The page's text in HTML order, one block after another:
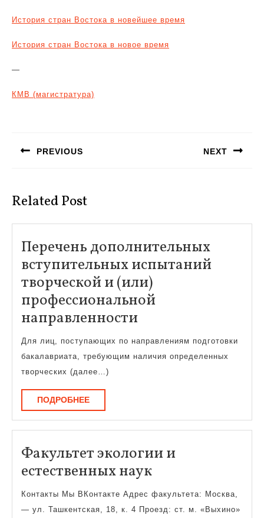
История стран Востока в новейшее время
История стран Востока в новое время
—
КМВ (магистратура)
записям
PREVIOUS NEXT
Related Post
Перечень дополнительных
вступительных испытаний
творческой и (или)
профессиональной
направленности
дополнительных
вступительных
(или)
направленности
Для лиц, поступающих по направлениям подготовки
бакалавриата, требующим наличия определенных
творческих (далее…)
ПОДРОБНЕЕПОДРОБНЕЕ
Факультет экологии и
естественных наукФакультет
экологии
и
Контакты Мы ВКонтакте Адрес факультета: Москва,
— ул. Ташкентская, 18, к. 4 Проезд: ст. м. «Выхино»